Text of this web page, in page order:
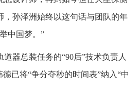
，孙泽洲始终以这句话与团队的年
中国梦。”
器总装任务的“90后”技术负责人
德已将“争分夺秒的时间表”纳入“中